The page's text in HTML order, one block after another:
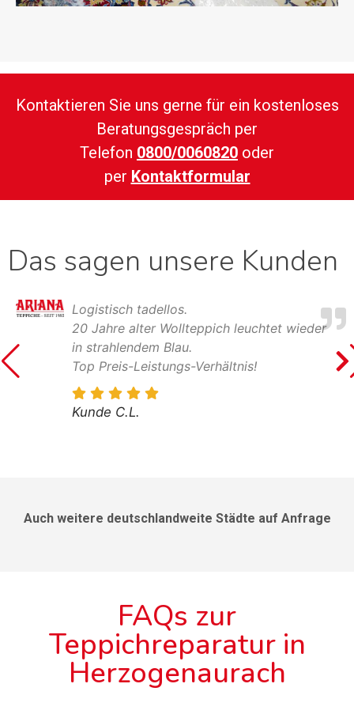
Kontaktieren Sie uns gerne für ein kostenloses
Beratungsgespräch per
Telefon 0800/0060820 oder
per Kontaktformular
Das sagen unsere Kunden
Logistisch tadellos.
20 Jahre alter Wollteppich leuchtet wieder
in strahlendem Blau.
Top Preis-Leistungs-Verhältnis!
Kunde C.L.
Auch weitere deutschlandweite Städte auf Anfrage
FAQs zur
Teppichreparatur in
Herzogenaurach